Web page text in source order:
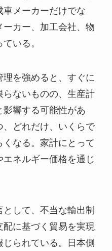
メーカーだけでな
ーカー、加工会社、物
いる。
を強めると、すぐに
らないものの、生産計
響する可能性があ
、どれだけ、いくらで
なる。家計にとって
ネルギー価格を通じ
して、不当な輸出制
配に基づく貿易を実現
られている。日本側